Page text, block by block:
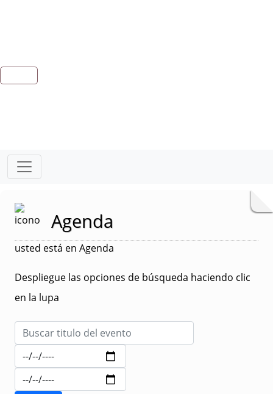
Agenda
usted está en Agenda
Despliegue las opciones de búsqueda haciendo clic
en la lupa